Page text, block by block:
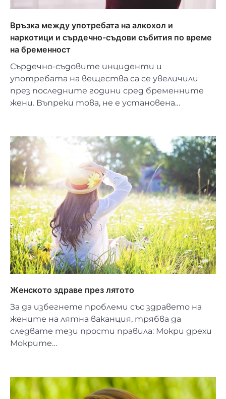
Връзка между употребата на алкохол и
наркотици и сърдечно-съдови събития по време
на бременност
Сърдечно-съдовите инциденти и
употребата на вещества са се увеличили
през последните години сред бременните
жени. Въпреки това, не е установена…
Женското здраве през лятото
За да избегнете проблеми със здравето на
жените на лятна ваканция, трябва да
следвате тези прости правила: Мокри дрехи
Мокрите…